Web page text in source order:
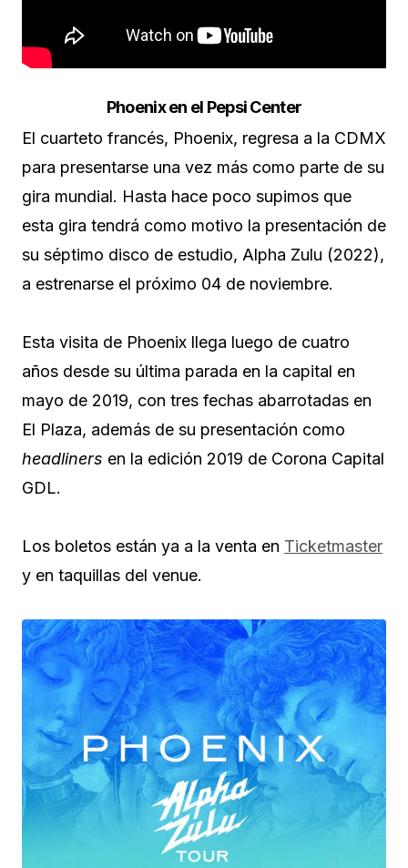
Phoenix en el Pepsi Center
El cuarteto francés, Phoenix, regresa a la CDMX
para presentarse una vez más como parte de su
gira mundial. Hasta hace poco supimos que
esta gira tendrá como motivo la presentación de
su séptimo disco de estudio, Alpha Zulu (2022),
a estrenarse el próximo 04 de noviembre.
Esta visita de Phoenix llega luego de cuatro
años desde su última parada en la capital en
mayo de 2019, con tres fechas abarrotadas en
El Plaza, además de su presentación como
headliners en la edición 2019 de Corona Capital
GDL.
Los boletos están ya a la venta en Ticketmaster
y en taquillas del venue.